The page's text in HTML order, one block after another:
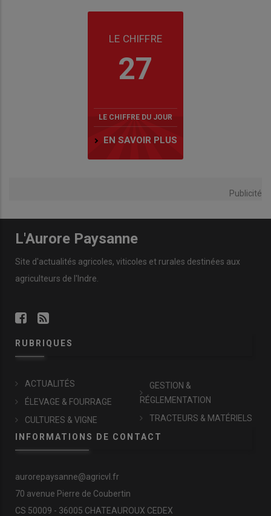
LE CHIFFRE
27
LE CHIFFRE DU JOUR
EN SAVOIR PLUS
Publicité
L'Aurore Paysanne
Site d'actualités agricoles, viticoles et rurales destinées aux
agriculteurs de l'Indre.
RUBRIQUES
ACTUALITÉS
ÉLEVAGE & FOURRAGE
CULTURES & VIGNE
GESTION &
RÉGLEMENTATION
TRACTEURS & MATÉRIELS
INFORMATIONS DE CONTACT
aurorepaysanne@agricvl.fr
70 avenue Pierre de Coubertin
CS 50009 - 36005 CHATEAUROUX CEDEX